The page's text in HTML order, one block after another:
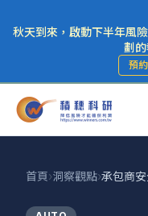
秋天到來，啟動下半年風
劃
預
首頁›洞察觀點›